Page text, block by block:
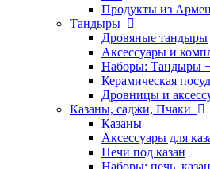
Продукты из
Тандыры
Дровяные тандыры
Аксессуары и
Наборы: Тандыры +
Керамическая
Дровницы и
Казаны, саджи, Пчаки
Казаны
Аксессуары для
Печи под казан
Наборы: печь,